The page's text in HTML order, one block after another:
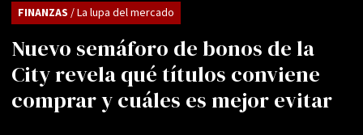
Nuevo semáforo de bonos de la
City revela qué títulos conviene
comprar y cuáles es mejor evitar
FINANZAS / La lupa del mercado